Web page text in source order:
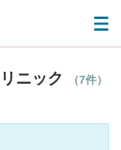
ニック （7件）